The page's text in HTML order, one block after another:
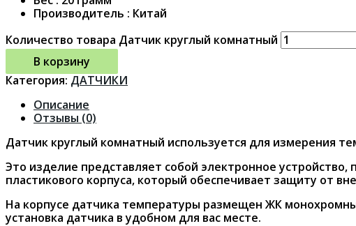
Производитель : Китай
Количество товара Датчик круглый комнатный
В корзину
Категория: ДАТЧИКИ
Описание
Отзывы (0)
Датчик круглый комнатный используется для измерения
Это изделие представляет собой электронное
пластикового корпуса, который обеспечивает защиту от
На корпусе датчика температуры размещен ЖК
установка датчика в удобном для вас месте.